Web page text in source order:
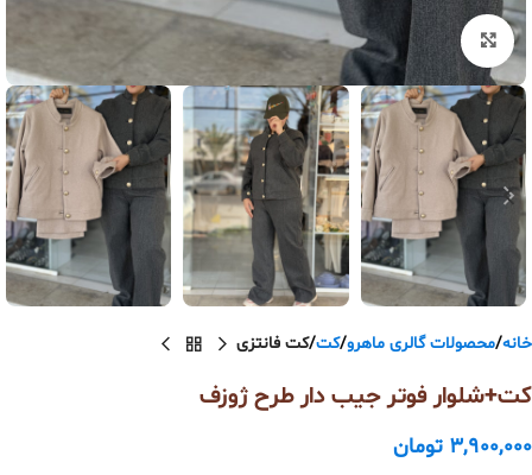
بزرگنمایی تصویر
خانه محصولات گالری ماهرو کت کت فانتزی
کت+شلوار فوتر جیب دار طرح ژوزف
3,900,000 تومان